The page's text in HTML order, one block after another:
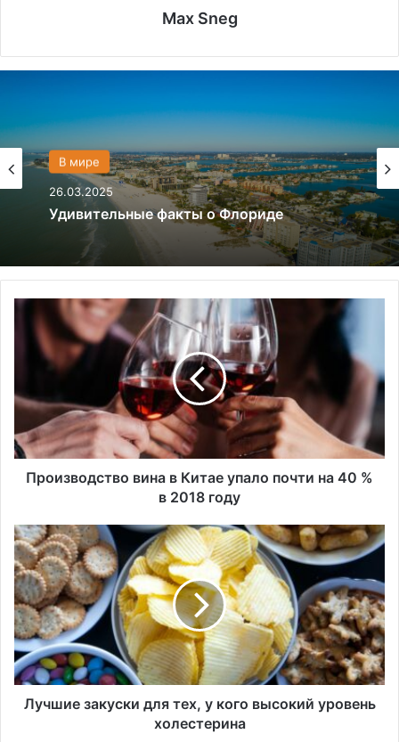
Max Sneg
В мире
26.03.2025
Удивительные факты о Флориде
Политика
28.03.2024
Что если, Трамп снова станет
президентом США?
П
в
д
с
в
и
н
а
в
К
и
т
а
Производство вина в Китае упало почти на 40 %
в 2018 году
Л
у
ч
ш
и
е
з
а
к
Лучшие закуски для тех, у кого высокий уровень
холестерина